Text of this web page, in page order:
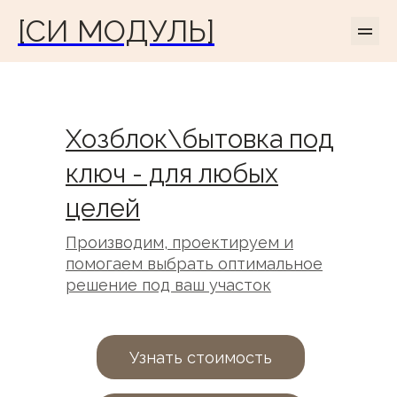
[СИ МОДУЛЬ]
Хозблок\бытовка под
ключ - для любых
целей
Производим, проектируем и
помогаем выбрать оптимальное
решение под ваш участок
Узнать стоимость